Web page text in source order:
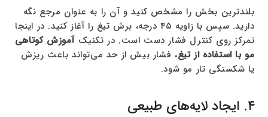
بلندترین بخش را مشخص کنید و آن را به عنوان مرجع نگه
دارید. سپس با زاویه ۴۵ درجه، برش تیغ را آغاز کنید. در اینجا
تمرکز روی کنترل فشار دست است. در تکنیک آموزش کوتاهی
مو با استفاده از تیغ، فشار بیش از حد می‌تواند باعث ریزش
یا شکستگی تار مو شود.
۴. ایجاد لایه‌های طبیعی